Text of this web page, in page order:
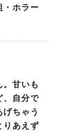
・ホラー
。甘いも
、自分で
ちゃう
りあえず